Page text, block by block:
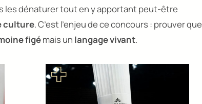
les dénaturer tout en y apportant peut-être
culture. C’est l’enjeu de ce concours : prouver que
figémais un langage vivant.